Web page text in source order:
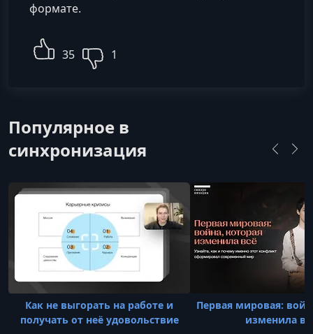
формате.
35 1
Популярное в
синхронизация
Как не выгорать на работе и
получать от неё удовольствие
Первая мировая:
изменила